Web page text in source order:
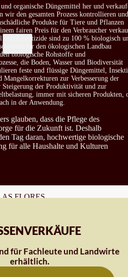
INTERIOR
DEMETER
FRUTO
HORTALIZA DE
AROMÁTICAS
FLORES
TRADICIONALES
BRASICAS
organische Düngemittel her und
wir den gesamten Prozess kontrollieren und
Produkte für Tiere und Pflanzen
fairen Preis für den Verbraucher
und Insektizide sind zu 100 % biologisch
für den ökologischen Landbau
biologische Rohstoffe und
die Boden, Wasser und Biodiversität
feste und flüssige Düngemittel,
Mangelkorrekturen zur Verbesserung der
der Produktivität und zur
immer mit sicheren Produkten,
in der Anwendung.
glauben, dass die Pflege des
für die Zukunft ist. Deshalb
Tag daran, hochwertige biologische
für alle Haushalte und Kulturen
für Fachleute und Landwirte
erhältlich.